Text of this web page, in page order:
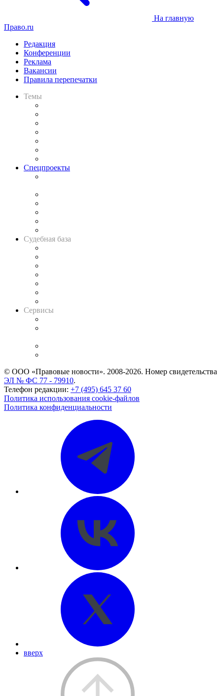
На главную
Право.ru
Редакция
Конференции
Реклама
Вакансии
Правила перепечатки
Темы
Спецпроекты
Судебная база
Сервисы
© ООО «Правовые новости». 2008-2026. Номер свидетельства
ЭЛ № ФС 77 - 79910.
Телефон редакции: +7 (495) 645 37 60
Политика использования cookie-файлов
Политика конфиденциальности
вверх